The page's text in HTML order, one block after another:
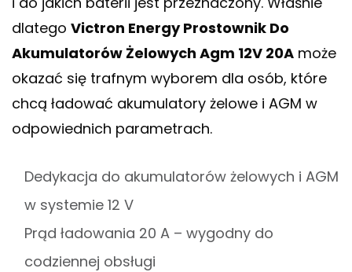
dlatego Victron Energy Prostownik Do
Akumulatorów Żelowych Agm 12V 20A może
okazać się trafnym wyborem dla osób, które
chcą ładować akumulatory żelowe i AGM w
odpowiednich parametrach.
Dedykacja do akumulatorów żelowych i AGM
w systemie 12 V
Prąd ładowania 20 A – wygodny do
codziennej obsługi